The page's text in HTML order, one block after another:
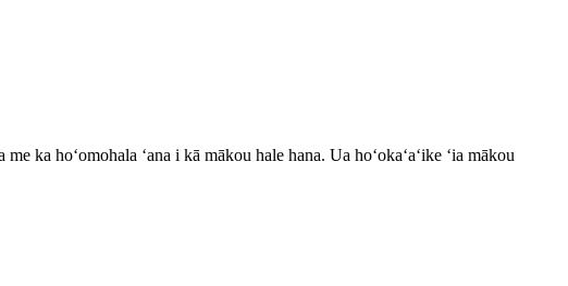
ka hoʻomohala ʻana i kā mākou hale hana. Ua hoʻokaʻaʻike ʻia mākou